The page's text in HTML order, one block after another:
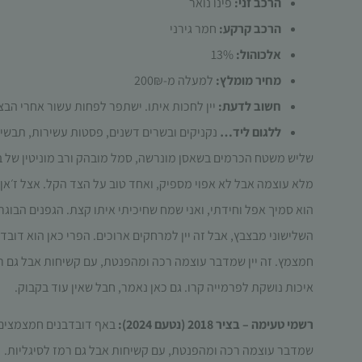
הרכב קרקע: חמר גירני
אלכוהול:
מחיר מומלץ: למעלה מ-200₪
חשוב לדעת: יין לחכות איתו. ישתפר לפחות עשור אחרי
ללגום ליד… נקניקים ובשרים דשנים, פסטות עשירות,
שליש משטח הכרמים בשאסן מונרשה, סמל מובהק ורב מוניטין של
השלישוני מבצבץ, אבל זה יין למרחקים ארוכים. הפרי כאן הוא
איכות נושקת לפרמייה קרו. גם כאן נאמר, חבל שאין עוד בקבוק.
רשמי טעימה – בציר 2018 (נטעם 2024):
באף דובדבנים
שמדבר עוצמה רכה ומהפנטת, עם קשיחות אבל גם רמז לסיגליות.